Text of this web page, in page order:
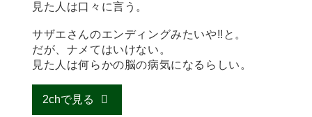
見た人は口々に言う。
サザエさんのエンディングみたいや!!と。
だが、ナメてはいけない。
見た人は何らかの脳の病気になるらしい。
2chで見る